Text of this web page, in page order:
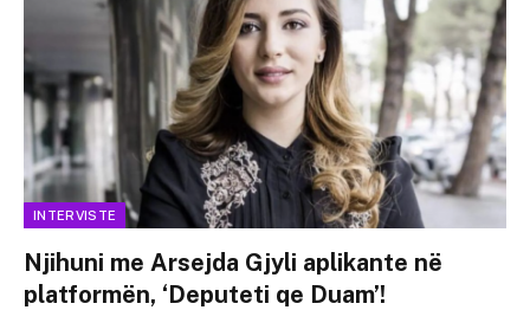
INTERVISTE
Njihuni me Arsejda Gjyli aplikante në
platformën, ‘Deputeti qe Duam’!